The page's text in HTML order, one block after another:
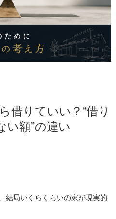
借りていい？“借り
い額”の違い
結局いくらくらいの家が現実的